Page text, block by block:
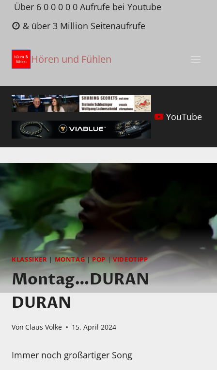
Zum
Inhalt
springen
Über 6 0 0 0 0 0 Aufrufe bei Youtube
& über 3 Million Seitenaufrufe
Hören und Fühlen
YouTube
KLASSIKER | MONTAG|POP|VIDEOTIPP
Montag…DURAN
DURAN
Von Claus Volke 15. April 2024
Immer noch großartiger Song